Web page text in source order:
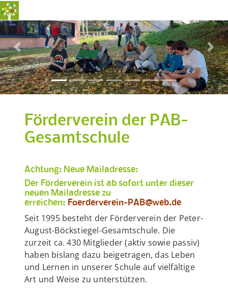
Previous Next
Förderverein der PAB-
Gesamtschule
Achtung: Neue Mailadresse:
Der Förderverein ist ab sofort unter dieser
neuen Mailadresse zu
erreichen: Foerderverein-PAB@web.de
Seit 1995 besteht der Förderverein der Peter-
August-Böckstiegel-Gesamtschule. Die
zurzeit ca. 430 Mitglieder (aktiv sowie passiv)
haben bislang dazu beigetragen, das Leben
und Lernen in unserer Schule auf vielfältige
Art und Weise zu unterstützen.